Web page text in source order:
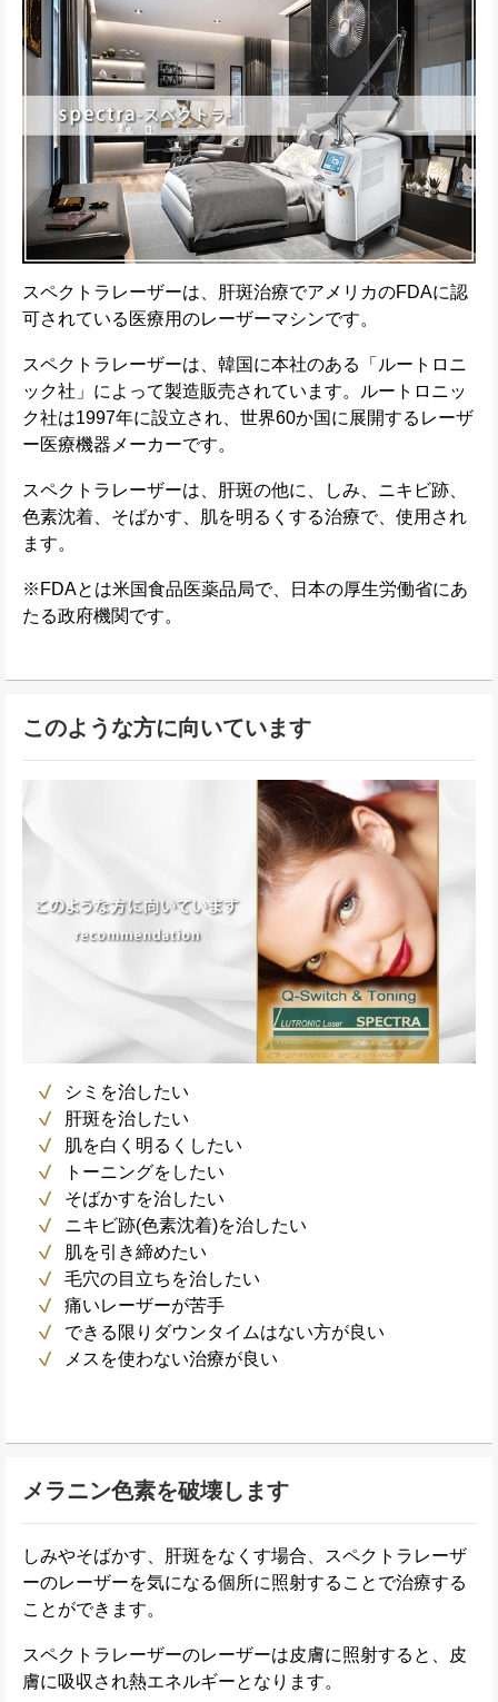
スペクトラレーザーは、肝斑治療でアメリカのFDAに認
可されている医療用のレーザーマシンです。
スペクトラレーザーは、韓国に本社のある「ルートロニ
ック社」によって製造販売されています。ルートロニッ
ク社は1997年に設立され、世界60か国に展開するレーザ
ー医療機器メーカーです。
スペクトラレーザーは、肝斑の他に、しみ、ニキビ跡、
色素沈着、そばかす、肌を明るくする治療で、使用され
ます。
※FDAとは米国食品医薬品局で、日本の厚生労働省にあ
たる政府機関です。
このような方に向いています
シミを治したい
肝斑を治したい
肌を白く明るくしたい
トーニングをしたい
そばかすを治したい
ニキビ跡(色素沈着)を治したい
肌を引き締めたい
毛穴の目立ちを治したい
痛いレーザーが苦手
できる限りダウンタイムはない方が良い
メスを使わない治療が良い
メラニン色素を破壊します
しみやそばかす、肝斑をなくす場合、スペクトラレーザ
ーのレーザーを気になる個所に照射することで治療する
ことができます。
スペクトラレーザーのレーザーは皮膚に照射すると、皮
膚に吸収され熱エネルギーとなります。